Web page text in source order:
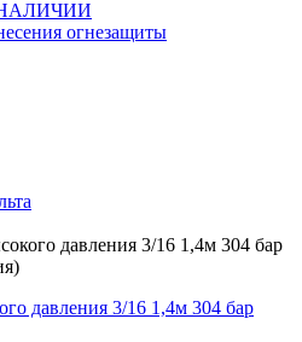
огнезащиты
давления 3/16 1,4м 304 бар